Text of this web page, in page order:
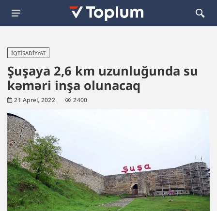
İQTISADIYYAT
Şuşaya 2,6 km uzunluğunda su
kəməri inşa olunacaq
21 Aprel, 2022 2400